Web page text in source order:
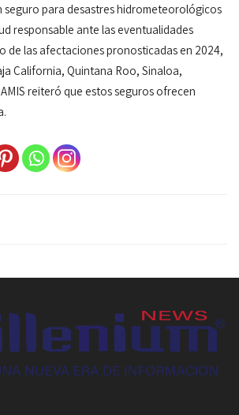
seguro para desastres hidrometeorológicos
responsable ante las eventualidades
de las afectaciones pronosticadas en 2024,
California, Quintana Roo, Sinaloa,
reiteró que estos seguros ofrecen